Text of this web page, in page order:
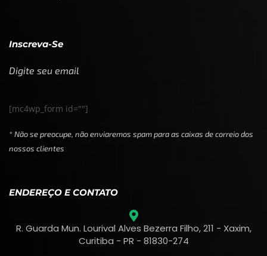
Inscreva-Se
Digite seu email
[mc4wp_form id=""]
* Não se preocupe, não enviaremos spam para as caixas de correio dos
nossos clientes
ENDEREÇO E CONTATO
R. Guarda Mun. Lourival Alves Bezerra Filho, 211 - Xaxim,
Curitiba - PR - 81830-274